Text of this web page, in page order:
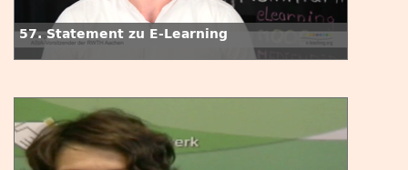
57. Statement zu E-Learning